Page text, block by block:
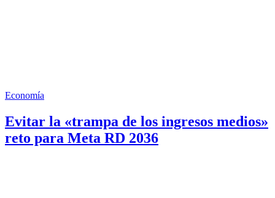
Economía
Evitar la «trampa de los ingresos medios»
reto para Meta RD 2036